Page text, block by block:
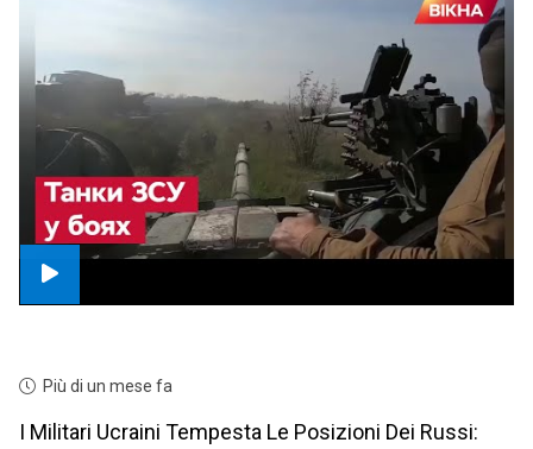
Più di un mese fa
I Militari Ucraini Tempesta Le Posizioni Dei Russi: